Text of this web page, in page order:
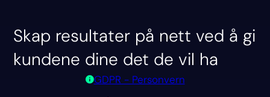
Skap resultater på nett ved å gi
kundene dine det de vil ha
GDPR - Personvern